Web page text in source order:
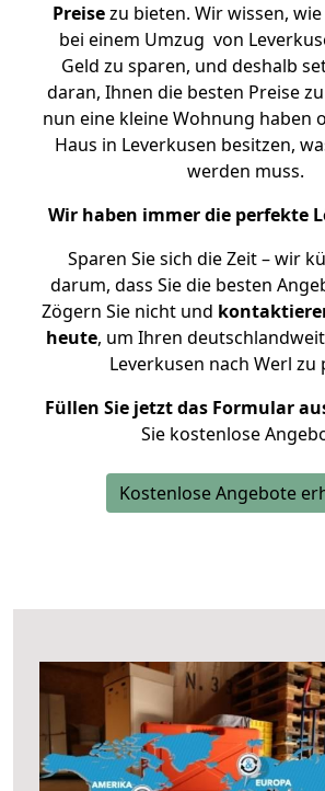
Preisezu bieten. Wir wissen,
bei einem Umzug von
Geld zu sparen, und deshalb
daran, Ihnen die besten Preise
nun eine kleine Wohnung haben
Haus in Leverkusen besitzen,
werden muss.
Wir haben immer die perfekte
Sparen Sie sich die Zeit – wir
darum, dass Sie die besten
Zögern Sie nicht und
heute, um Ihren
Leverkusen nach Werl zu
Füllen Sie jetzt das Formular
Sie kostenlose
Kostenlose Angebote